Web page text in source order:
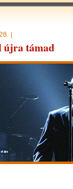
|
újra támad